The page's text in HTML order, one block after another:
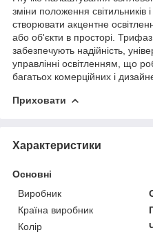
зміни положення світильників
створювати акцентне
або об'єкти в просторі.
забезпечують надійність,
управлінні освітленням, що
багатьох комерційних і
Приховати
Характеристики
Основні
Виробник
Країна виробник
Колір